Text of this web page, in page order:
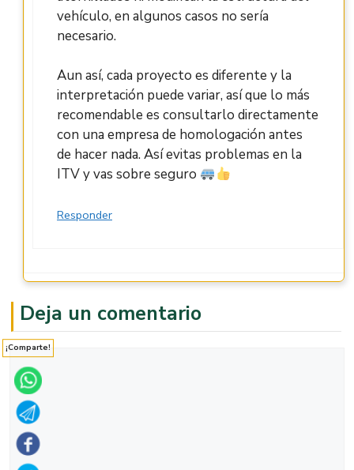
¡Comparte!
vehículo, en algunos casos no sería
necesario.
Aun así, cada proyecto es diferente y la
interpretación puede variar, así que lo más
recomendable es consultarlo directamente
con una empresa de homologación antes
de hacer nada. Así evitas problemas en la
ITV y vas sobre seguro
Responder
Deja un comentario
Comentario